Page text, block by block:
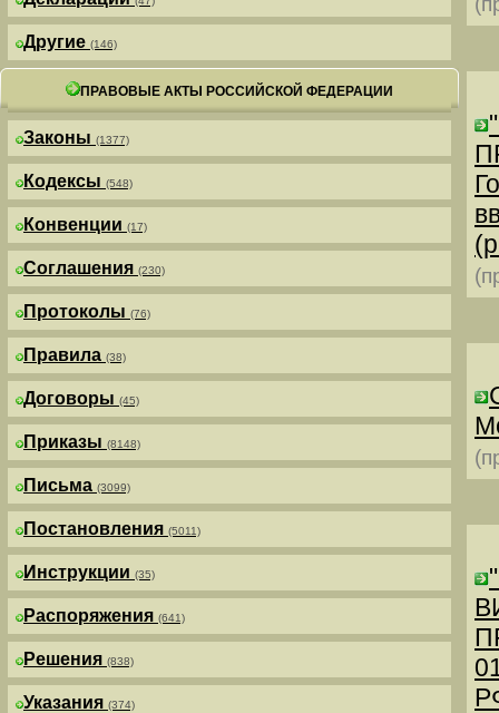
Другие (146)
ПРАВОВЫЕ АКТЫ РОССИЙСКОЙ ФЕДЕРАЦИИ
Законы (1377)
Кодексы (548)
Конвенции (17)
Соглашения (230)
Протоколы (76)
Правила (38)
Договоры (45)
Приказы (8148)
Письма (3099)
Постановления (5011)
Инструкции (35)
Распоряжения (641)
Решения (838)
Указания (374)